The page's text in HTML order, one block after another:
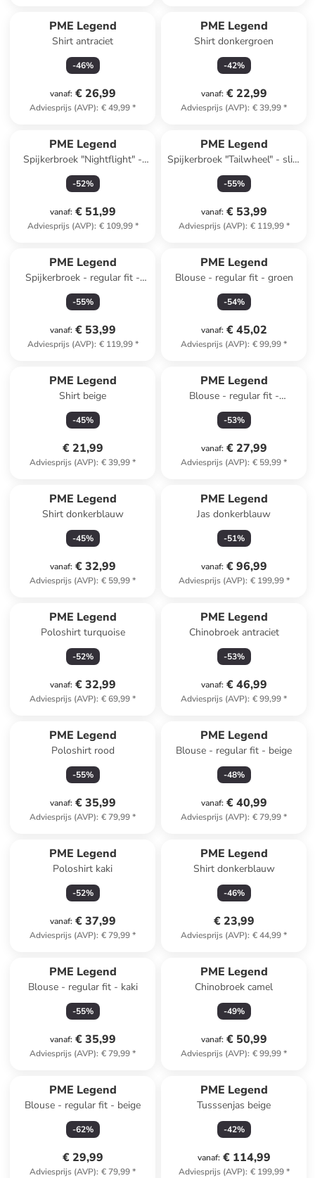
PME Legend
Shirt antraciet
-46%
vanaf: € 26,99
Adviesprijs (AVP): € 49,99*
PME Legend
Shirt donkergroen
-42%
vanaf: € 22,99
Adviesprijs (AVP): € 39,99*
PME Legend
Spijkerbroek "Nightflight" -
regular fit - donkerblauw
-52%
vanaf: € 51,99
Adviesprijs (AVP): € 109,99*
PME Legend
Spijkerbroek "Tailwheel" - slim
fit - donkerblauw
-55%
vanaf: € 53,99
Adviesprijs (AVP): € 119,99*
PME Legend
Spijkerbroek - regular fit -
lichtblauw
-55%
vanaf: € 53,99
Adviesprijs (AVP): € 119,99*
PME Legend
Blouse - regular fit - groen
-54%
vanaf: € 45,02
Adviesprijs (AVP): € 99,99*
PME Legend
Shirt beige
-45%
€ 21,99
Adviesprijs (AVP): € 39,99*
PME Legend
Blouse - regular fit -
donkerblauw
-53%
vanaf: € 27,99
Adviesprijs (AVP): € 59,99*
PME Legend
Shirt donkerblauw
-45%
vanaf: € 32,99
Adviesprijs (AVP): € 59,99*
PME Legend
Jas donkerblauw
-51%
vanaf: € 96,99
Adviesprijs (AVP): € 199,99*
PME Legend
Poloshirt turquoise
-52%
vanaf: € 32,99
Adviesprijs (AVP): € 69,99*
PME Legend
Chinobroek antraciet
-53%
vanaf: € 46,99
Adviesprijs (AVP): € 99,99*
PME Legend
Poloshirt rood
-55%
vanaf: € 35,99
Adviesprijs (AVP): € 79,99*
PME Legend
Blouse - regular fit - beige
-48%
vanaf: € 40,99
Adviesprijs (AVP): € 79,99*
PME Legend
Poloshirt kaki
-52%
vanaf: € 37,99
Adviesprijs (AVP): € 79,99*
PME Legend
Shirt donkerblauw
-46%
€ 23,99
Adviesprijs (AVP): € 44,99*
PME Legend
Blouse - regular fit - kaki
-55%
vanaf: € 35,99
Adviesprijs (AVP): € 79,99*
PME Legend
Chinobroek camel
-49%
vanaf: € 50,99
Adviesprijs (AVP): € 99,99*
PME Legend
Blouse - regular fit - beige
-62%
€ 29,99
Adviesprijs (AVP): € 79,99*
PME Legend
Tusssenjas beige
-42%
vanaf: € 114,99
Adviesprijs (AVP): € 199,99*